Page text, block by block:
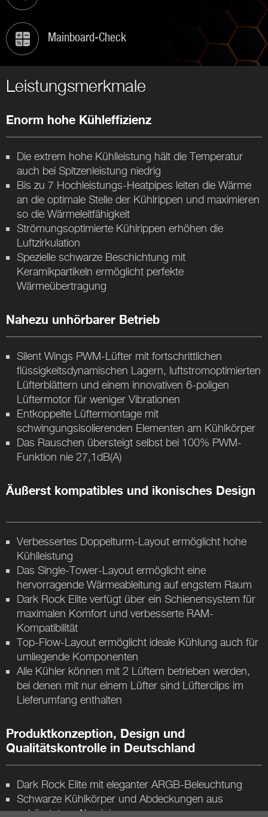
Mainboard-Check
Leistungsmerkmale
Enorm hohe Kühleffizienz
Die extrem hohe Kühlleistung hält die Temperatur
auch bei Spitzenleistung niedrig
Bis zu 7 Hochleistungs-Heatpipes leiten die Wärme
an die optimale Stelle der Kühlrippen und maximieren
so die Wärmeleitfähigkeit
Strömungsoptimierte Kühlrippen erhöhen die
Luftzirkulation
Spezielle schwarze Beschichtung mit
Keramikpartikeln ermöglicht perfekte
Wärmeübertragung
Nahezu unhörbarer Betrieb
Silent Wings PWM-Lüfter mit fortschrittlichen
flüssigkeitsdynamischen Lagern, luftstromoptimierten
Lüfterblättern und einem innovativen 6-poligen
Lüftermotor für weniger Vibrationen
Entkoppelte Lüftermontage mit
schwingungsisolierenden Elementen am Kühlkörper
Das Rauschen übersteigt selbst bei 100% PWM-
Funktion nie 27,1dB(A)
Äußerst kompatibles und ikonisches Design
Verbessertes Doppelturm-Layout ermöglicht hohe
Kühlleistung
Das Single-Tower-Layout ermöglicht eine
hervorragende Wärmeableitung auf engstem Raum
Dark Rock Elite verfügt über ein Schienensystem für
maximalen Komfort und verbesserte RAM-
Kompatibilität
Top-Flow-Layout ermöglicht ideale Kühlung auch für
umliegende Komponenten
Alle Kühler können mit 2 Lüftern betrieben werden,
bei denen mit nur einem Lüfter sind Lüfterclips im
Lieferumfang enthalten
Produktkonzeption, Design und
Qualitätskontrolle in Deutschland
Dark Rock Elite mit eleganter ARGB-Beleuchtung
Schwarze Kühlkörper und Abdeckungen aus
gebürstetem Aluminium